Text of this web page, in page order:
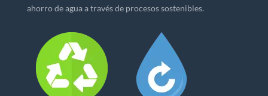
ahorro de agua a través de procesos sostenibles.